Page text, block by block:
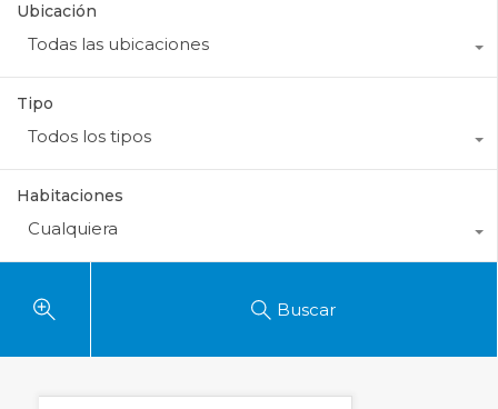
Ubicación
Todas las ubicaciones
Tipo
Todos los tipos
Habitaciones
Cualquiera
Buscar